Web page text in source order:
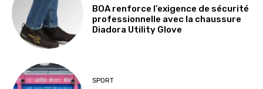
BOA renforce l’exigence de sécurité
professionnelle avec la chaussure
Diadora Utility Glove
SPORT